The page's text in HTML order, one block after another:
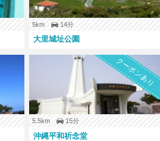
5km 14分
大里城址公園
クーポンあり
5.5km 15分
沖縄平和祈念堂